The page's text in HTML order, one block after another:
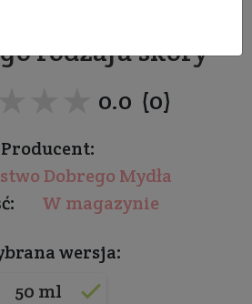
rodzaju skóry
0.0 (0)
Producent:
Dobrego Mydła
W magazynie
wersja:
50 ml